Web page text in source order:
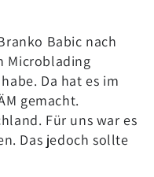
Babic nach
Microblading
Da hat es im
gemacht.
Für uns war es
Das jedoch sollte